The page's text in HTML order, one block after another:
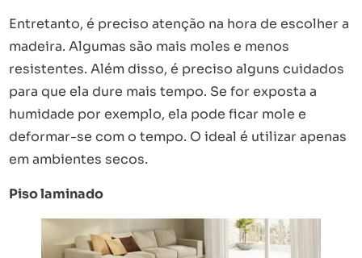
Entretanto, é preciso atenção na hora de escolher a
madeira. Algumas são mais moles e menos
resistentes. Além disso, é preciso alguns cuidados
para que ela dure mais tempo. Se for exposta a
humidade por exemplo, ela pode ficar mole e
deformar-se com o tempo. O ideal é utilizar apenas
em ambientes secos.
Piso laminado